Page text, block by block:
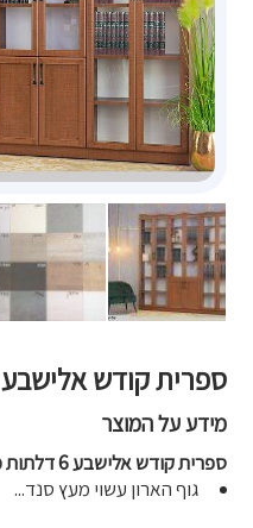
ספרית קודש אלישבע
מידע על המוצר
ספרית קודש אלישבע 6 דלתות מידה 240 ס”מ
גוף הארון עשוי מעץ סנד...